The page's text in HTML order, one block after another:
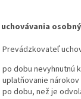
Prevádzkovateľ
po dobu nevyhnutnú
uplatňovanie
po dobu, než je